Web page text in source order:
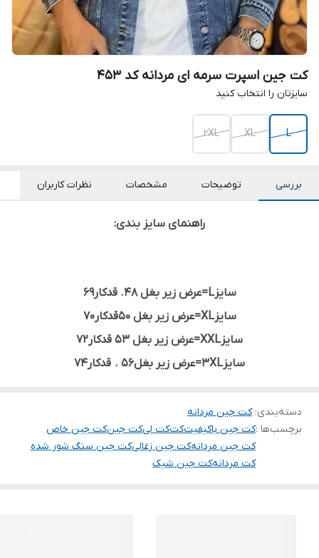
کت جین اسپرت سرمه ای مردانه کد ۴۵۳
سایزتان را انتخاب کنید
L
XL
2XL
بررسی توضیحات مشخصات نظرات کاربران
راهنمای سایز بندی:
سایزL=عرض زیر بغل 48. قدکار69
سایزXL=عرض زیر بغل 50قدکار70
سایزXXL=عرض زیر بغل 53 قدکار72
سایز3XL=عرض زیر بغل56 . قدکار74
دسته‌بندی:کت جین مردانه
برچسب‌ها :کت جین باکیفیتکتکت لیکت جینکت جین خاص
کت جین مردانهکت جین زغالیکت جین سنگ شور شده
کت مردانهکت جین شیک